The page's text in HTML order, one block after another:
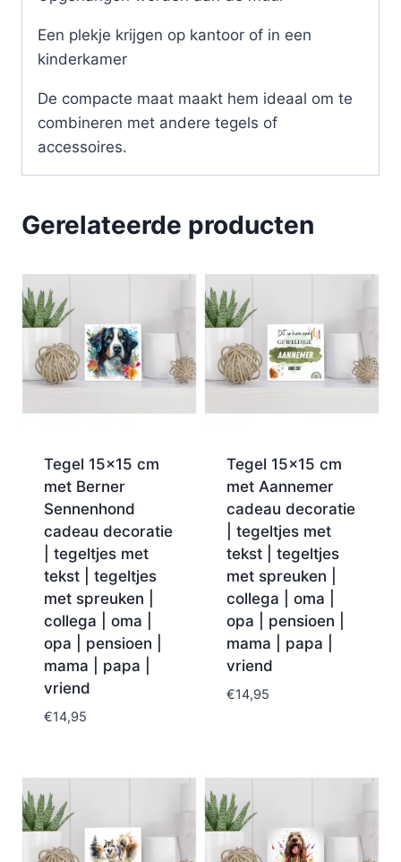
Een plekje krijgen op kantoor of in een
kinderkamer
De compacte maat maakt hem ideaal om te
combineren met andere tegels of
accessoires.
Gerelateerde producten
Tegel 15×15 cm
met Berner
Sennenhond
cadeau decoratie
| tegeltjes met
tekst | tegeltjes
met spreuken |
collega | oma |
opa | pensioen |
mama | papa |
vriend
€14,95
Tegel 15×15 cm
met Aannemer
cadeau decoratie
| tegeltjes met
tekst | tegeltjes
met spreuken |
collega | oma |
opa | pensioen |
mama | papa |
vriend
€14,95